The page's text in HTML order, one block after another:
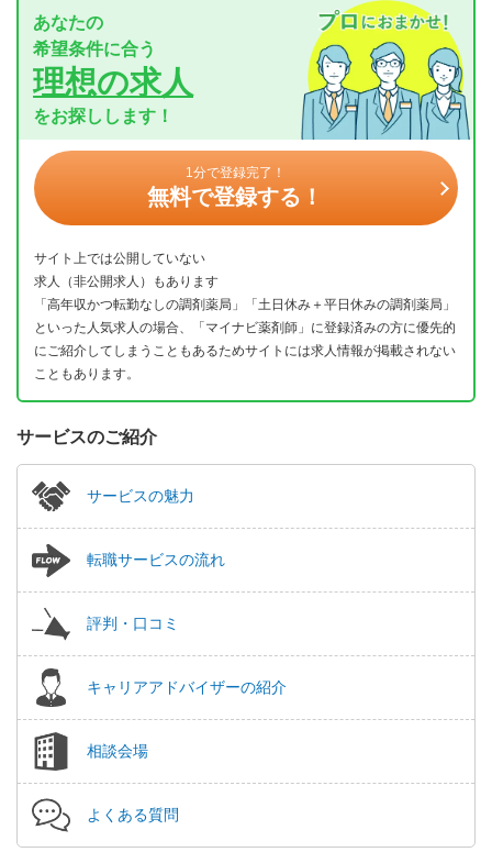
あなたの
希望条件に合う
理想の求人
をお探しします！
1分で登録完了！
無料で登録する！
サイト上では公開していない
求人（非公開求人）もあります
「高年収かつ転勤なしの調剤薬局」「土日休み＋平日休みの調剤薬局」
といった人気求人の場合、「マイナビ薬剤師」に登録済みの方に優先的
にご紹介してしまうこともあるためサイトには求人情報が掲載されない
こともあります。
サービスのご紹介
サービスの魅力
転職サービスの流れ
評判・口コミ
キャリアアドバイザーの紹介
相談会場
よくある質問